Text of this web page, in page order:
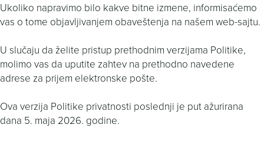
Ukoliko napravimo bilo kakve bitne izmene, informisaćemo
vas o tome objavljivanjem obaveštenja na našem web-sajtu.
U slučaju da želite pristup prethodnim verzijama Politike,
molimo vas da uputite zahtev na prethodno navedene
adrese za prijem elektronske pošte.
Ova verzija Politike privatnosti poslednji je put ažurirana
dana 5. maja 2026. godine.